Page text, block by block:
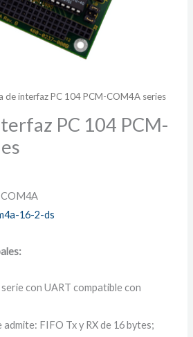
de interfaz PC 104 PCM-COM4A series
PC 104 PCM-
16-2-ds
con UART compatible con
admite: FIFO Tx y RX de 16 bytes;